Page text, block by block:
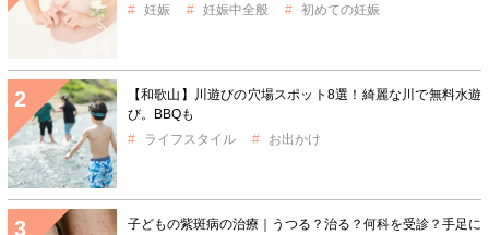
妊娠
妊娠中全般 初めての妊娠
【和歌山】川遊びの穴場スポット8選！綺麗な川で無料水遊
び。BBQも
ライフスタイル
お出かけ
子どもの紫斑病の治療｜うつる？治る？何科を受診？手足に